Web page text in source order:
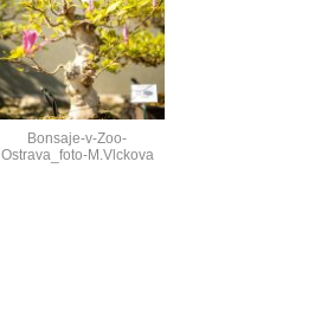
Bonsaje-v-Zoo-
Ostrava_foto-M.Vlckova